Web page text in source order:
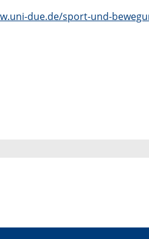
due.de/sport-und-